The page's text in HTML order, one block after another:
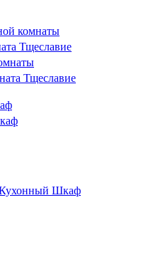
комнаты
Тщеславие
Тщеславие
Шкаф